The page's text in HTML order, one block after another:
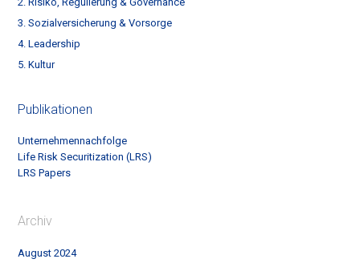
3. Sozialversicherung & Vorsorge
4. Leadership
5. Kultur
Publikationen
Unternehmennachfolge
Life Risk Securitization (LRS)
LRS Papers
Archiv
August 2024